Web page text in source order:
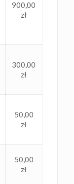
900,00
zł
300,00
zł
50,00
zł
50,00
zł